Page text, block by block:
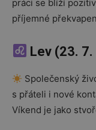
práci se blíží
příjemné
Lev (23.
Společenský
s přáteli i nové
Víkend je jako